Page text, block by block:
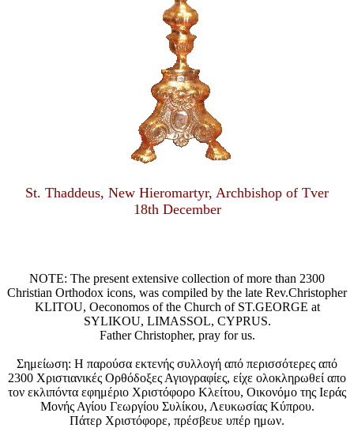
St. Thaddeus, New Hieromartyr, Archbishop of Tver
18th December
NOTE: The present extensive collection of more than 2300
Christian Orthodox icons, was compiled by the late Rev.Christopher
KLITOU, Oeconomos of the Church of ST.GEORGE at
SYLIKOU, LIMASSOL, CYPRUS.
Father Christopher, pray for us.
Σημείωση: Η παρούσα εκτενής συλλογή από περισσότερες από
2300 Χριστιανικές Ορθόδοξες Αγιογραφίες, είχε ολοκληρωθεί απο
τον εκλιπόντα εφημέριο Χριστόφορο Κλείτου, Οικονόμο της Ιεράς
Μονής Αγίου Γεωργίου Συλίκου, Λευκωσίας Κύπρου.
Πάτερ Χριστόφορε, πρέσβευε υπέρ ημων.